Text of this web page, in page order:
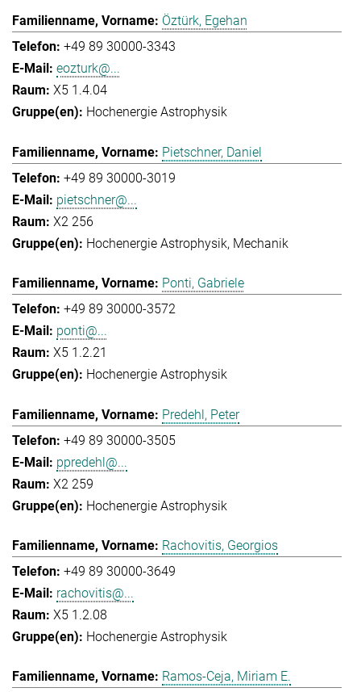
Öztürk, Egehan
+49 89 30000-3343
eozturk@...
X5 1.4.04
Hochenergie Astrophysik
Pietschner, Daniel
+49 89 30000-3019
pietschner@...
X2 256
Hochenergie Astrophysik Mechanik
Ponti, Gabriele
+49 89 30000-3572
ponti@...
X5 1.2.21
Hochenergie Astrophysik
Predehl, Peter
+49 89 30000-3505
ppredehl@...
X2 259
Hochenergie Astrophysik
Rachovitis, Georgios
+49 89 30000-3649
rachovitis@...
X5 1.2.08
Hochenergie Astrophysik
Ramos-Ceja, Miriam E.